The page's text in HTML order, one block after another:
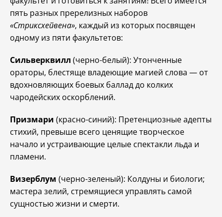
пять разных пререлизных наборов
«Стриксхейвена», каждый из которых посвящен
одному из пяти факультетов:
Сильверквилл (черно-белый): Утонченные
ораторы, блестяще владеющие магией слова — от
вдохновляющих боевых баллад до колких
чародейских оскорблений.
Призмари (красно-синий): Претенциозные адепты
стихий, превыше всего ценящие творческое
начало и устраивающие целые спектакли льда и
пламени.
Визерблум (черно-зеленый): Колдуны и биологи;
мастера зелий, стремящиеся управлять самой
сущностью жизни и смерти.